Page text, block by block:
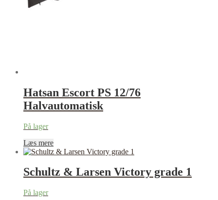
Hatsan Escort PS 12/76
Halvautomatisk
På lager
Læs mere
Schultz & Larsen Victory grade 1
På lager